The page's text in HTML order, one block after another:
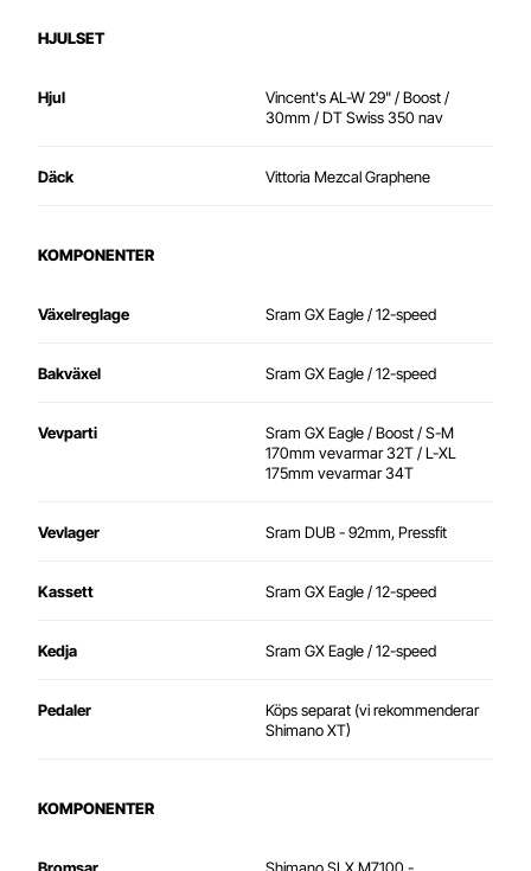
HJULSET
Hjul
Vincent's AL-W 29" / Boost /
30mm / DT Swiss 350 nav
Däck Vittoria Mezcal Graphene
KOMPONENTER
Växelreglage Sram GX Eagle / 12-speed
Bakväxel Sram GX Eagle / 12-speed
Vevparti
Sram GX Eagle / Boost / S-M
170mm vevarmar 32T / L-XL
175mm vevarmar 34T
Vevlager Sram DUB - 92mm, Pressfit
Kassett Sram GX Eagle / 12-speed
Kedja Sram GX Eagle / 12-speed
Pedaler
Köps separat (vi rekommenderar
Shimano XT)
KOMPONENTER